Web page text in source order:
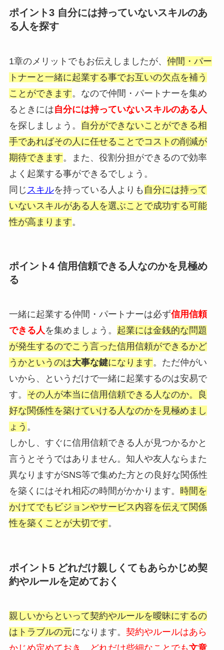
ポイント3 自分には持っていないスキルのあ
る人を探す
1章のメリットでもお伝えしましたが、 仲間・パー
トナーと一緒に起業する事でお互いの欠点を補う
ことができます。なので仲間・パートナーを集め
るときには自分には持っていないスキルのある人
を探しましょう。
自分ができないことができる相
手であればその人に任せることでコストの削減が
期待できます。また、役割分担ができるので効率
よく起業する事ができるでしょう。
同じ スキルを持っている人よりも 自分には持って
いないスキルがある人を選ぶことで成功する可能
性が高まります。
ポイント4 信用信頼できる人なのかを見極め
る
一緒に起業する仲間・パートナーは必ず信用信頼
できる人を集めましょう。 起業には金銭的な問題
が発生するのでこう言った信用信頼ができるかど
うかというのは大事な鍵になります。ただ仲がい
いから、というだけで一緒に起業するのは安易で
す。 その人が本当に信用信頼できる人なのか。良
好な関係性を築けていける人なのかを見極めまし
ょう 。
しかし、すぐに信用信頼できる人が見つかるかと
言うとそうではありません。知人や友人ならまた
異なりますがSNS等で集めた方との良好な関係性
を築くにはそれ相応の時間がかかります。 時間を
かけてでもビジョンやサービス内容を伝えて関係
性を築くことが大切です。
ポイント5 どれだけ親しくてもあらかじめ契
約やルールを定めておく
親しいからといって契約やルールを曖昧にするの
はトラブルの元になります。 契約やルールはあら
かじめ定めておき、どれだけ些細なことでも文章